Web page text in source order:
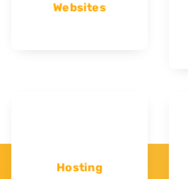
Websites
Hosting